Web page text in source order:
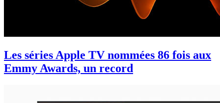
Les séries Apple TV nommées 86 fois aux
Emmy Awards, un record